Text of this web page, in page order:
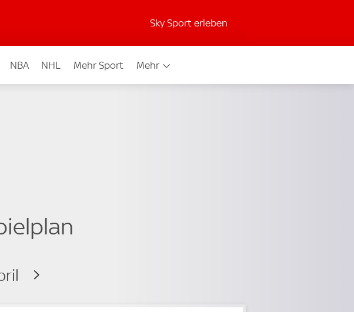
Sky Sport erleben
NBA NHL Mehr Sport Mehr